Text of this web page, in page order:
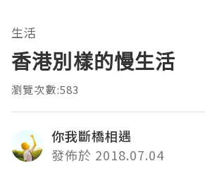
生活
香港別樣的慢生活
瀏覽次數:583
你我斷橋相遇
發佈於 2018.07.04